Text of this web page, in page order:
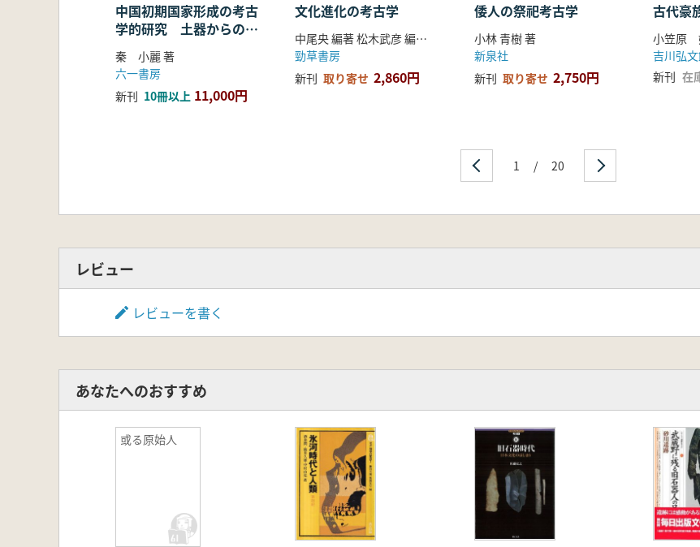
中国初期国家形成の考古
学的研究 土器からのア
プローチ
秦 小麗 著
六一書房
新刊 10冊以上 11,000円
文化進化の考古学
中尾央 編著 松木武彦 編著 三中信宏 編著
勁草書房
新刊 取り寄せ 2,860円
倭人の祭祀考古学
小林 青樹 著
新泉社
新刊 取り寄せ 2,750円
古代豪
小笠原
吉川弘
新刊 在
1 / 20
レビュー
レビューを書く
あなたへのおすすめ
或る原始人